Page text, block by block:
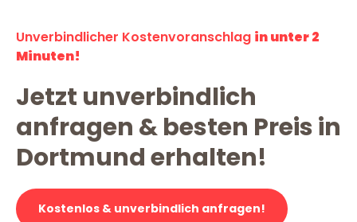
Unverbindlicher Kostenvoranschlag in unter 2
Minuten!
Jetzt unverbindlich
anfragen & besten Preis in
Dortmund erhalten!
Kostenlos & unverbindlich anfragen!